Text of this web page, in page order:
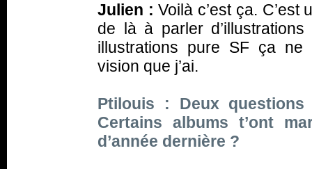
Julien : Voilà c’est ça.
de là à parler
illustrations pure SF ça ne
vision que j’ai.
Ptilouis : Deux
Certains albums t’ont
d’année dernière ?